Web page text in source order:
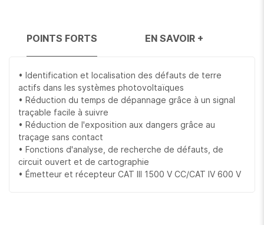
POINTS FORTS EN SAVOIR +
• Identification et localisation des défauts de terre
actifs dans les systèmes photovoltaïques
• Réduction du temps de dépannage grâce à un signal
traçable facile à suivre
• Réduction de l'exposition aux dangers grâce au
traçage sans contact
• Fonctions d'analyse, de recherche de défauts, de
circuit ouvert et de cartographie
• Émetteur et récepteur CAT III 1500 V CC/CAT IV 600 V